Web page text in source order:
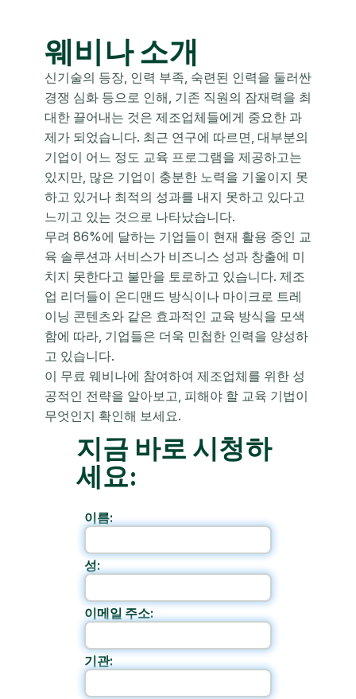
웨비나 소개
신기술의 등장, 인력 부족, 숙련된 인력을 둘러싼
경쟁 심화 등으로 인해, 기존 직원의 잠재력을 최
대한 끌어내는 것은 제조업체들에게 중요한 과
제가 되었습니다. 최근 연구에 따르면, 대부분의
기업이 어느 정도 교육 프로그램을 제공하고는
있지만, 많은 기업이 충분한 노력을 기울이지 못
하고 있거나 최적의 성과를 내지 못하고 있다고
느끼고 있는 것으로 나타났습니다.
무려 86%에 달하는 기업들이 현재 활용 중인 교
육 솔루션과 서비스가 비즈니스 성과 창출에 미
치지 못한다고 불만을 토로하고 있습니다. 제조
업 리더들이 온디맨드 방식이나 마이크로 트레
이닝 콘텐츠와 같은 효과적인 교육 방식을 모색
함에 따라, 기업들은 더욱 민첩한 인력을 양성하
고 있습니다.
이 무료 웨비나에 참여하여 제조업체를 위한 성
공적인 전략을 알아보고, 피해야 할 교육 기법이
무엇인지 확인해 보세요.
지금 바로 시청하
세요:
이름:
성:
이메일 주소:
기관: